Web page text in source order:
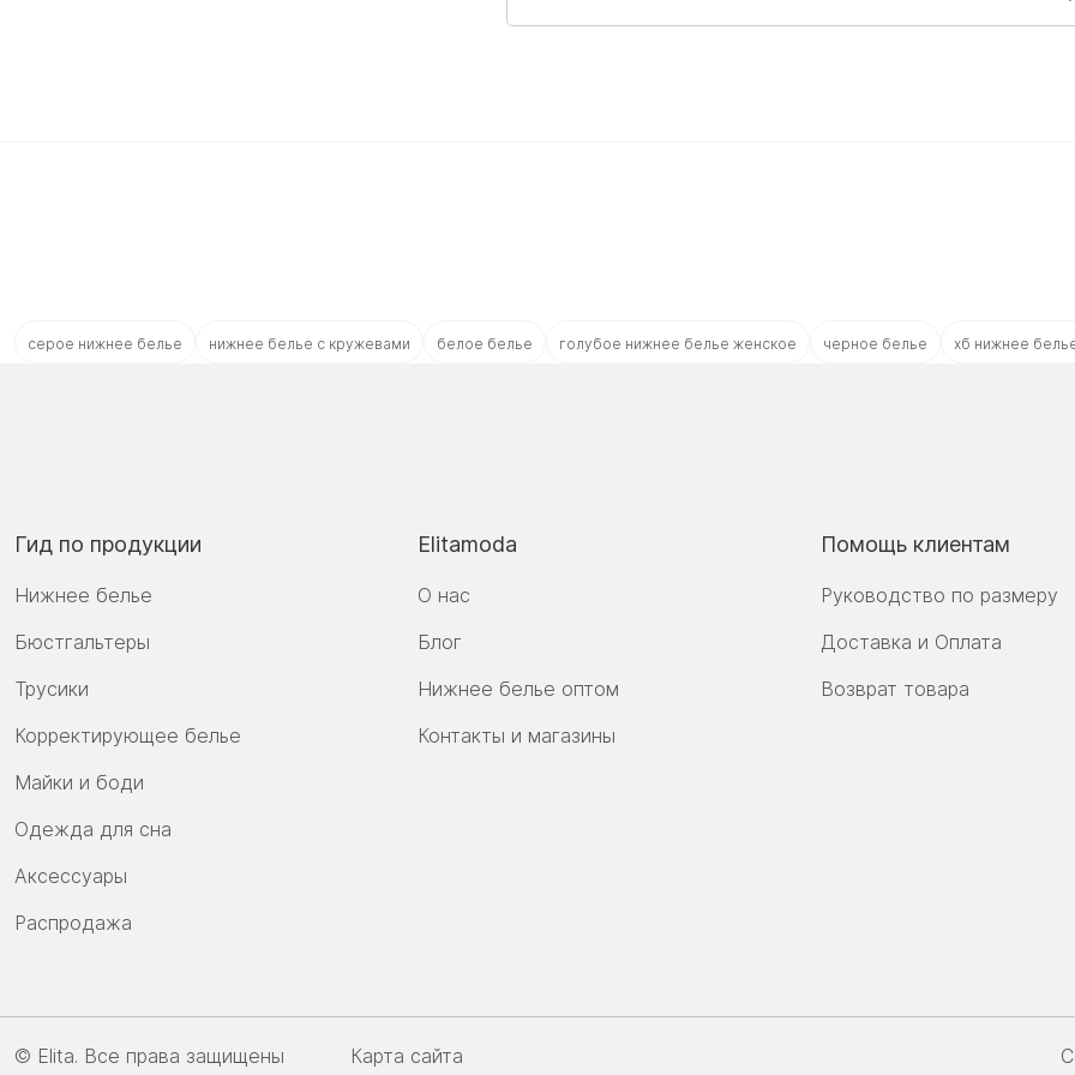
серое нижнее белье нижнее белье с кружевами белое белье голубое нижнее белье женское черное белье хб нижнее
Гид по продукции
Нижнее белье
Бюстгальтеры
Трусики
Корректирующее белье
Майки и боди
Одежда для сна
Аксессуары
Распродажа
Elitamoda
О нас
Блог
Нижнее белье оптом
Контакты и магазины
Помощь клиентам
Руководство по размеру
Доставка и Оплата
Возврат товара
© Elita. Все права защищены Карта сайта